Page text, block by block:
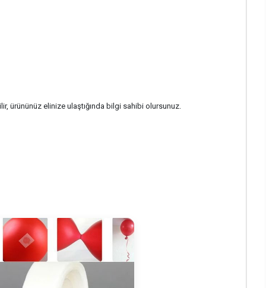
ürününüz elinize ulaştığında bilgi sahibi olursunuz.